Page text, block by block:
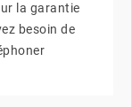
la garantie
besoin de